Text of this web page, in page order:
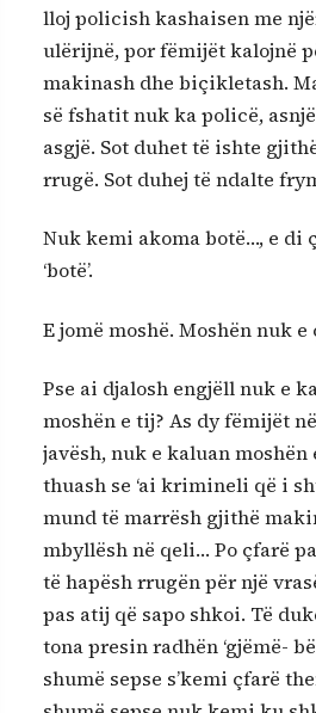
lloj policish kashaisen me
ulërijnë, por fëmijët kalojnë
makinash dhe biçikletash.
së fshatit nuk ka policë,
asgjë. Sot duhet të ishte
rrugë. Sot duhej të ndalte
Nuk kemi akoma botë…, e di
‘botë’.
E jomë moshë. Moshën nuk e
Pse ai djalosh engjëll nuk e
moshën e tij? As dy fëmijët
javësh, nuk e kaluan moshën
thuash se ‘ai krimineli që i
mund të marrësh gjithë
mbyllësh në qeli… Po çfarë
të hapësh rrugën për një
pas atij që sapo shkoi. Të
tona presin radhën ‘gjëmë-
shumë sepse s’kemi çfarë